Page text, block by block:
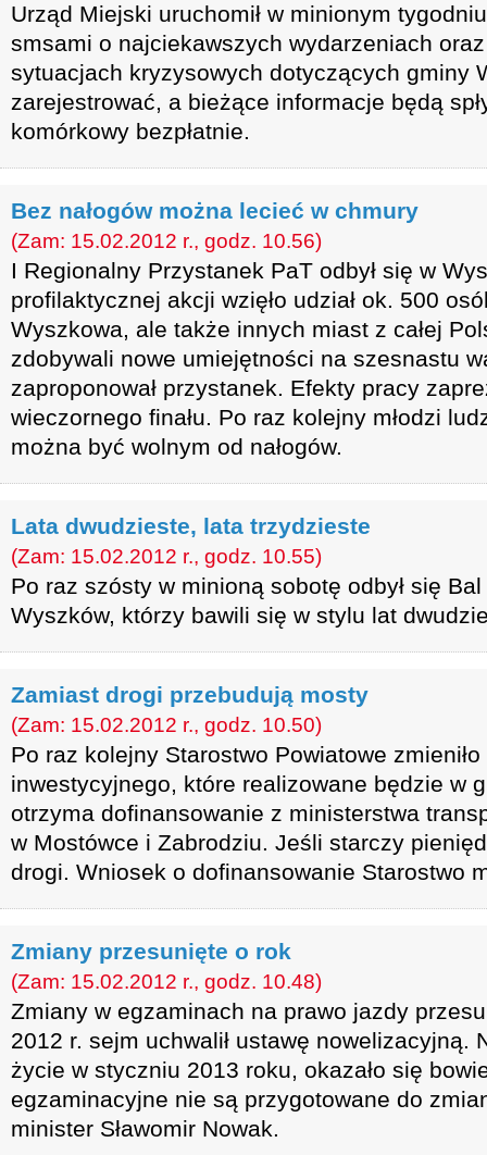
Urząd Miejski uruchomił w minionym
smsami o najciekawszych wydarzeniach
sytuacjach kryzysowych dotyczących gminy
zarejestrować, a bieżące informacje będą
komórkowy bezpłatnie.
Bez nałogów można lecieć w chmury
(Zam: 15.02.2012 r., godz. 10.56)
I Regionalny Przystanek PaT odbył się w
profilaktycznej akcji wzięło udział ok. 500
Wyszkowa, ale także innych miast z całej
zdobywali nowe umiejętności na szesnastu
zaproponował przystanek. Efekty pracy
wieczornego finału. Po raz kolejny młodzi
można być wolnym od nałogów.
Lata dwudzieste, lata trzydzieste
(Zam: 15.02.2012 r., godz. 10.55)
Po raz szósty w minioną sobotę odbył się
Wyszków, którzy bawili się w stylu lat
Zamiast drogi przebudują mosty
(Zam: 15.02.2012 r., godz. 10.50)
Po raz kolejny Starostwo Powiatowe
inwestycyjnego, które realizowane będzie w
otrzyma dofinansowanie z ministerstwa
w Mostówce i Zabrodziu. Jeśli starczy
drogi. Wniosek o dofinansowanie Starostwo
Zmiany przesunięte o rok
(Zam: 15.02.2012 r., godz. 10.48)
Zmiany w egzaminach na prawo jazdy
2012 r. sejm uchwalił ustawę nowelizacyjną.
życie w styczniu 2013 roku, okazało się
egzaminacyjne nie są przygotowane do
minister Sławomir Nowak.